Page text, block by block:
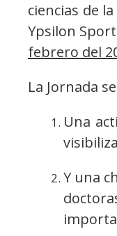
ciencias de
Ypsilon
febrero del
La Jornada
Una
Y una